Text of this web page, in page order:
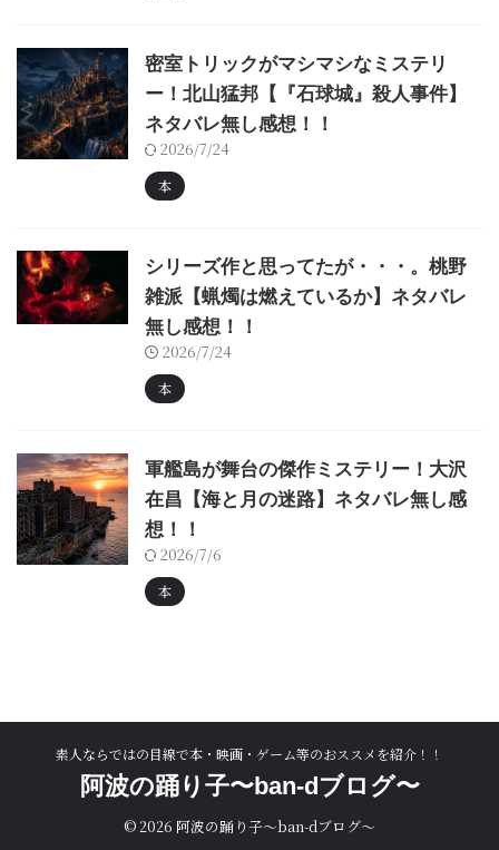
密室トリックがマシマシなミステリ
ー！北山猛邦【『石球城』殺人事件】
ネタバレ無し感想！！
2026/7/24
本
シリーズ作と思ってたが・・・。桃野
雑派【蝋燭は燃えているか】ネタバレ
無し感想！！
2026/7/24
本
軍艦島が舞台の傑作ミステリー！大沢
在昌【海と月の迷路】ネタバレ無し感
想！！
2026/7/6
本
素人ならではの目線で本・映画・ゲーム等のおススメを紹介！！
阿波の踊り子〜ban-dブログ〜
© 2026 阿波の踊り子〜ban-dブログ〜